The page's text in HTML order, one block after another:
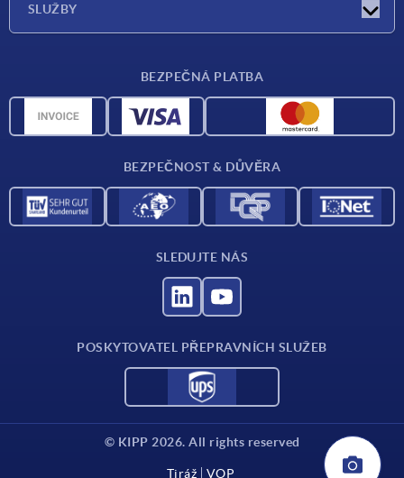
SLUŽBY
CAD data
BEZPEČNÁ PLATBA
BEZPEČNOST & DŮVĚRA
SLEDUJTE NÁS
POSKYTOVATEL PŘEPRAVNÍCH SLUŽEB
© KIPP 2026. All rights reserved
Tiráž VOP